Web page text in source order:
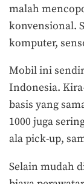
malah
konvensional.
komputer,
Mobil ini
Indonesia.
basis yang
1000 juga
ala pick-up,
Selain mudah